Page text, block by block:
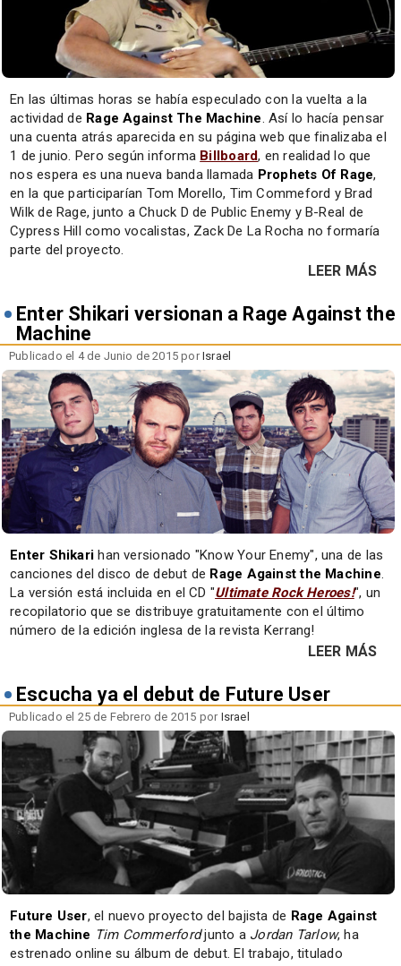
En las últimas horas se había especulado con la vuelta a la
actividad de Rage Against The Machine. Así lo hacía pensar
una cuenta atrás aparecida en su página web que finalizaba el
1 de junio. Pero según informa Billboard, en realidad lo que
nos espera es una nueva banda llamada Prophets Of Rage,
en la que participarían Tom Morello, Tim Commeford y Brad
Wilk de Rage, junto a Chuck D de Public Enemy y B-Real de
Cypress Hill como vocalistas, Zack De La Rocha no formaría
parte del proyecto.
LEER MÁS
Enter Shikari versionan a Rage Against the
Machine
Publicado el 4 de Junio de 2015 porIsrael
Enter Shikari han versionado "Know Your Enemy", una de las
canciones del disco de debut de Rage Against the Machine.
La versión está incluida en el CD "Ultimate Rock Heroes!", un
recopilatorio que se distribuye gratuitamente con el último
número de la edición inglesa de la revista Kerrang!
LEER MÁS
Escucha ya el debut de Future User
Publicado el 25 de Febrero de 2015 por Israel
Future User, el nuevo proyecto del bajista de Rage Against
the Machine Tim Commerfordjunto a Jordan Tarlow, ha
estrenado online su álbum de debut. El trabajo, titulado